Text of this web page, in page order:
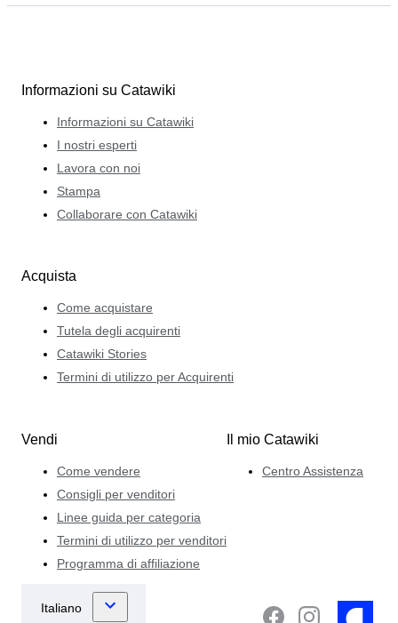
Informazioni su Catawiki
Informazioni su Catawiki
I nostri esperti
Lavora con noi
Stampa
Collaborare con Catawiki
Acquista
Come acquistare
Tutela degli acquirenti
Catawiki Stories
Termini di utilizzo per Acquirenti
Vendi
Come vendere
Consigli per venditori
Linee guida per categoria
Termini di utilizzo per venditori
Programma di affiliazione
Il mio Catawiki
Centro Assistenza